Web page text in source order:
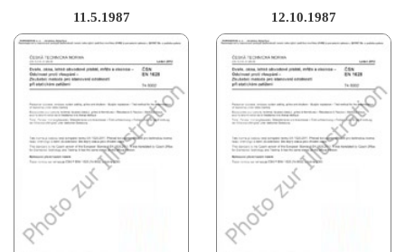
11.5.1987
12.10.1987